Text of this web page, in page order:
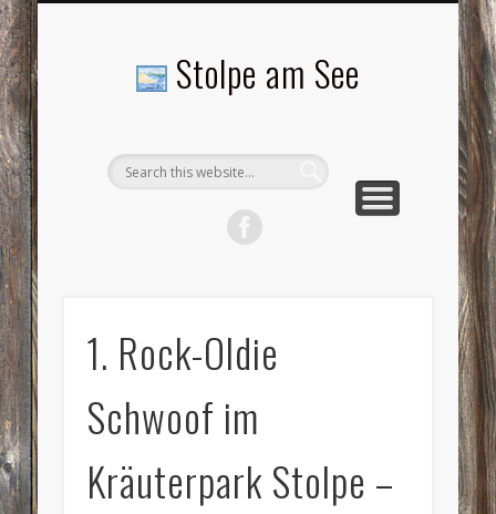
Stolpe am See
1. Rock-Oldie
Schwoof im
Kräuterpark Stolpe –